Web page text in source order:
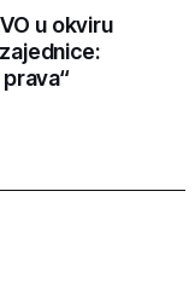
u okviru